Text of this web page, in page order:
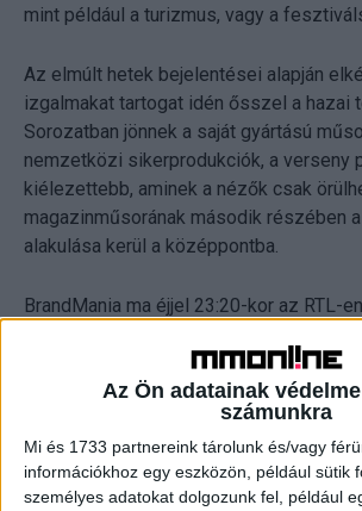
Az Ön adatainak
számunkra
Mi és 1733 partnereink tárolunk és/vagy
információkhoz egy eszközön, például sütik
személyes adatokat dolgozunk fel, például
mint például a turizmus, vagy a
Az elmúlt hetek bejelentései alapján
izgalmakat tartogat idén ősszel a hazai
Sorozatban jönnek a saját gyártású
nemzetközi sikerprodukciók, a verseny
kiélezettebb, aminek a nézők csak
magazinműsorának második részében
alakulása kerül a középpontba.
BrandMania ma éjjel 23:20-kor az RTL-